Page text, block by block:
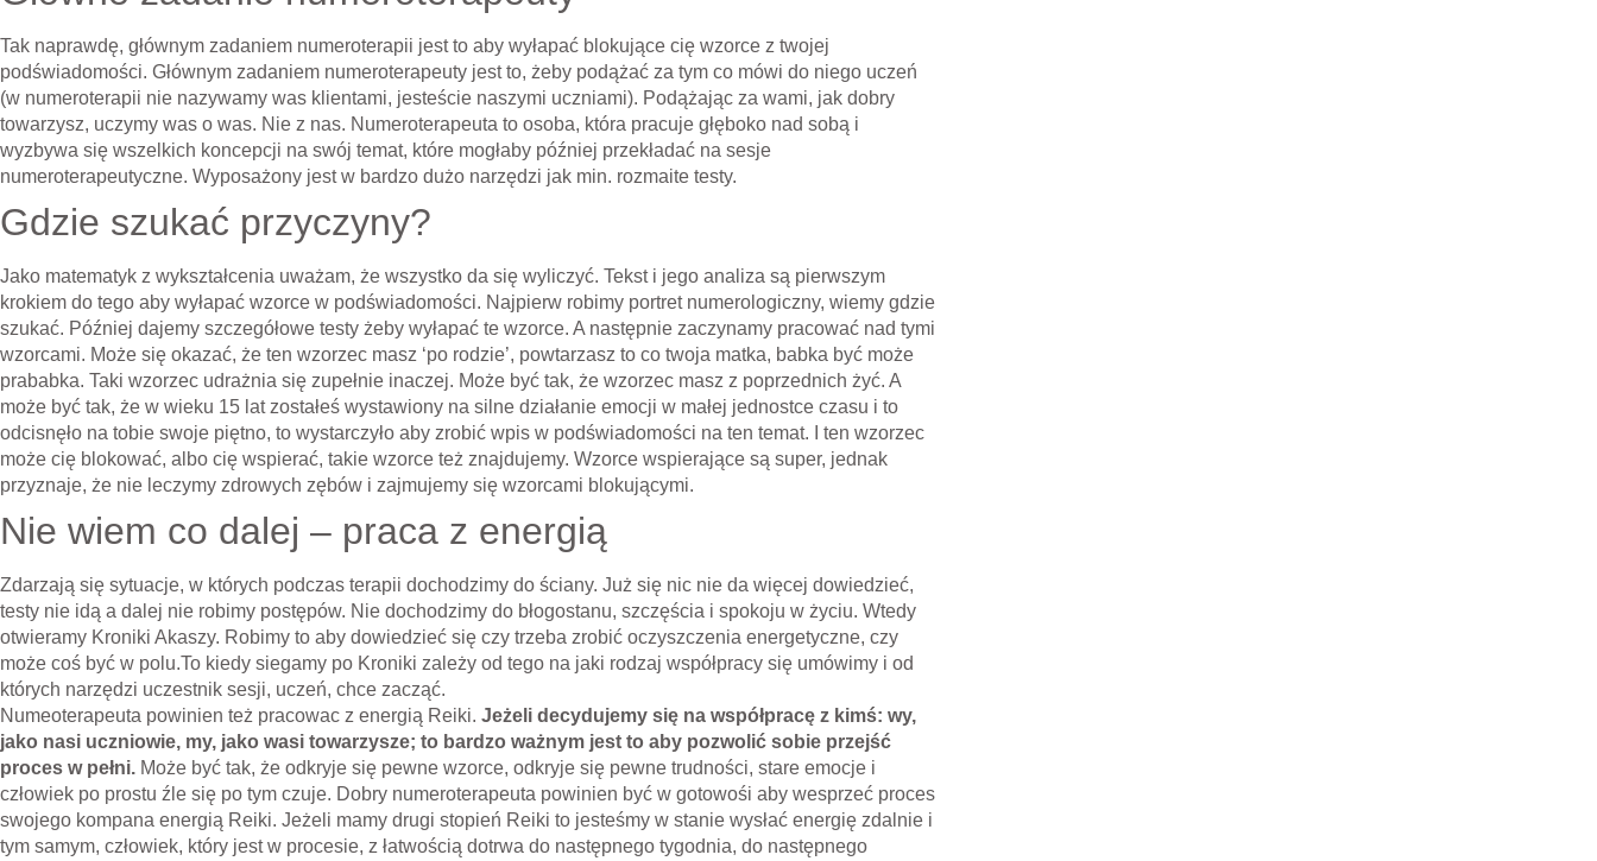
Tak naprawdę, głównym zadaniem numeroterapii jest to aby wyłapać blokujące cię wzorce z twojej
podświadomości. Głównym zadaniem numeroterapeuty jest to, żeby podążać za tym co mówi do niego uczeń
(w numeroterapii nie nazywamy was klientami, jesteście naszymi uczniami). Podążając za wami, jak dobry
towarzysz, uczymy was o was. Nie z nas. Numeroterapeuta to osoba, która pracuje głęboko nad sobą i
wyzbywa się wszelkich koncepcji na swój temat, które mogłaby później przekładać na sesje
numeroterapeutyczne. Wyposażony jest w bardzo dużo narzędzi jak min. rozmaite testy.
Gdzie szukać przyczyny?
Jako matematyk z wykształcenia uważam, że wszystko da się wyliczyć. Tekst i jego analiza są pierwszym
krokiem do tego aby wyłapać wzorce w podświadomości. Najpierw robimy portret numerologiczny, wiemy gdzie
szukać. Później dajemy szczegółowe testy żeby wyłapać te wzorce. A następnie zaczynamy pracować nad tymi
wzorcami. Może się okazać, że ten wzorzec masz ‘po rodzie’, powtarzasz to co twoja matka, babka być może
prababka. Taki wzorzec udrażnia się zupełnie inaczej. Może być tak, że wzorzec masz z poprzednich żyć. A
może być tak, że w wieku 15 lat zostałeś wystawiony na silne działanie emocji w małej jednostce czasu i to
odcisnęło na tobie swoje piętno, to wystarczyło aby zrobić wpis w podświadomości na ten temat. I ten wzorzec
może cię blokować, albo cię wspierać, takie wzorce też znajdujemy. Wzorce wspierające są super, jednak
przyznaje, że nie leczymy zdrowych zębów i zajmujemy się wzorcami blokującymi.
Nie wiem co dalej – praca z energią
Zdarzają się sytuacje, w których podczas terapii dochodzimy do ściany. Już się nic nie da więcej dowiedzieć,
testy nie idą a dalej nie robimy postępów. Nie dochodzimy do błogostanu, szczęścia i spokoju w życiu. Wtedy
otwieramy Kroniki Akaszy. Robimy to aby dowiedzieć się czy trzeba zrobić oczyszczenia energetyczne, czy
może coś być w polu.To kiedy siegamy po Kroniki zależy od tego na jaki rodzaj współpracy się umówimy i od
których narzędzi uczestnik sesji, uczeń, chce zacząć.
Numeoterapeuta powinien też pracowac z energią Reiki. Jeżeli decydujemy się na współpracę z kimś: wy,
jako nasi uczniowie, my, jako wasi towarzysze; to bardzo ważnym jest to aby pozwolić sobie przejść
proces w pełni. Może być tak, że odkryje się pewne wzorce, odkryje się pewne trudności, stare emocje i
człowiek po prostu źle się po tym czuje. Dobry numeroterapeuta powinien być w gotowośi aby wesprzeć proces
swojego kompana energią Reiki. Jeżeli mamy drugi stopień Reiki to jesteśmy w stanie wysłać energię zdalnie i
tym samym, człowiek, który jest w procesie, z łatwością dotrwa do następnego tygodnia, do następnego